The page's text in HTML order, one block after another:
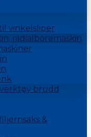
vinkelsliper
radialboremaskin
brudd
&